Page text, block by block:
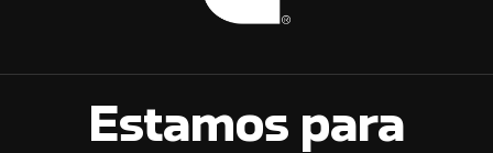
Estamos para